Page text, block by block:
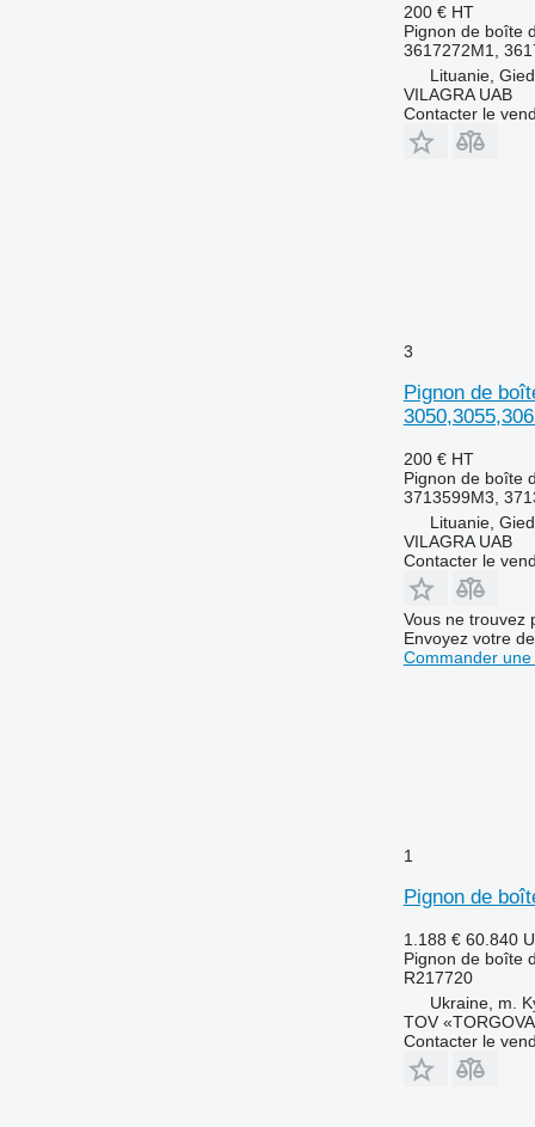
200 € HT
Pignon de boîte
3617272M1,
Lituanie,
VILAGRA UAB
Contacter le
3
Pignon de
200 € HT
Pignon de boîte
3713599M3,
Lituanie,
VILAGRA UAB
Contacter le
Vous ne trouvez
Envoyez votre
Commander
1
Pignon de
1.188 € 60.840
Pignon de boîte
R217720
Ukraine, m.
TOV
Contacter le